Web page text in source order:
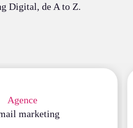
Digital, de A to Z.
Agence
marketing